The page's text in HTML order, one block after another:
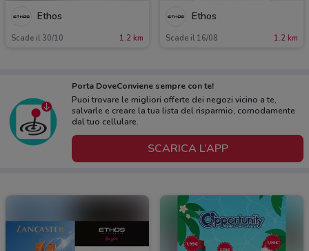
Ethos
Scade il 30/10 1.2 km
Ethos
Scade il 16/08 1.2 km
Porta DoveConviene sempre con te!
Puoi trovare le migliori offerte dei negozi vicino a te,
salvarle e creare la tua lista del risparmio, comodamente
dal tuo cellulare.
SCARICA L’APP